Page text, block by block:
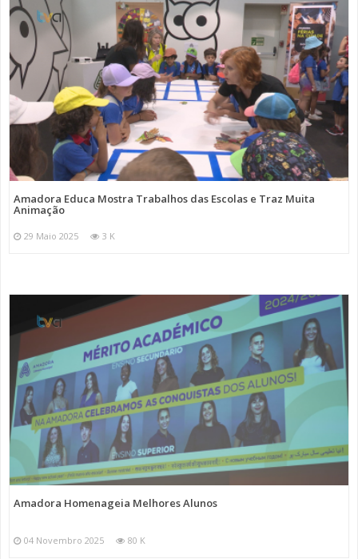
Amadora Educa Mostra Trabalhos das Escolas e Traz Muita
Animação
29 Maio 2025 3 K
Amadora Homenageia Melhores Alunos
04 Novembro 2025 80 K